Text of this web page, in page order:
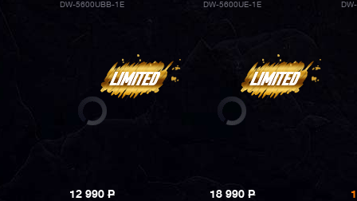
DW-5600UBB-1E DW-5600UE-1E
12 990P 18 990P